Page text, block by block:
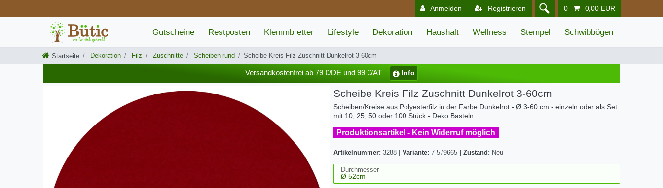
Anmelden Registrieren 0 0,00 EUR
Gutscheine Restposten Klemmbretter Lifestyle Dekoration Haushalt Wellness Stempel Schwibbögen
Startseite Dekoration Filz Zuschnitte Scheiben rund Scheibe Kreis Filz Zuschnitt Dunkelrot 3-60cm
Versandkostenfrei ab 79 €/DE und 99 €/AT Info
Scheibe Kreis Filz Zuschnitt Dunkelrot 3-60cm
Scheiben/Kreise aus Polyesterfilz in der Farbe Dunkelrot - Ø 3-60 cm - einzeln oder als Set
mit 10, 25, 50 oder 100 Stück - Deko Basteln
Produktionsartikel - Kein Widerruf möglich
Artikelnummer: 3288 Variante: 7-579665 Zustand: Neu
Durchmesser